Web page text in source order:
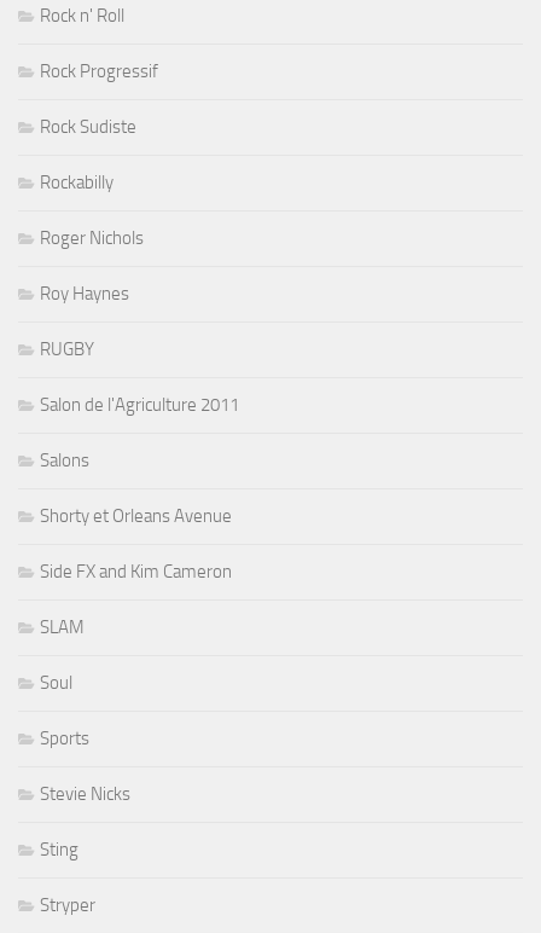
Rock n' Roll
Rock Progressif
Rock Sudiste
Rockabilly
Roger Nichols
Roy Haynes
RUGBY
Salon de l'Agriculture 2011
Salons
Shorty et Orleans Avenue
Side FX and Kim Cameron
SLAM
Soul
Sports
Stevie Nicks
Sting
Stryper